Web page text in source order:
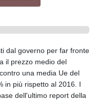
dal governo per far fronte
il prezzo medio del
una media Ue del
in più rispetto al 2016. I
dell'ultimo report della